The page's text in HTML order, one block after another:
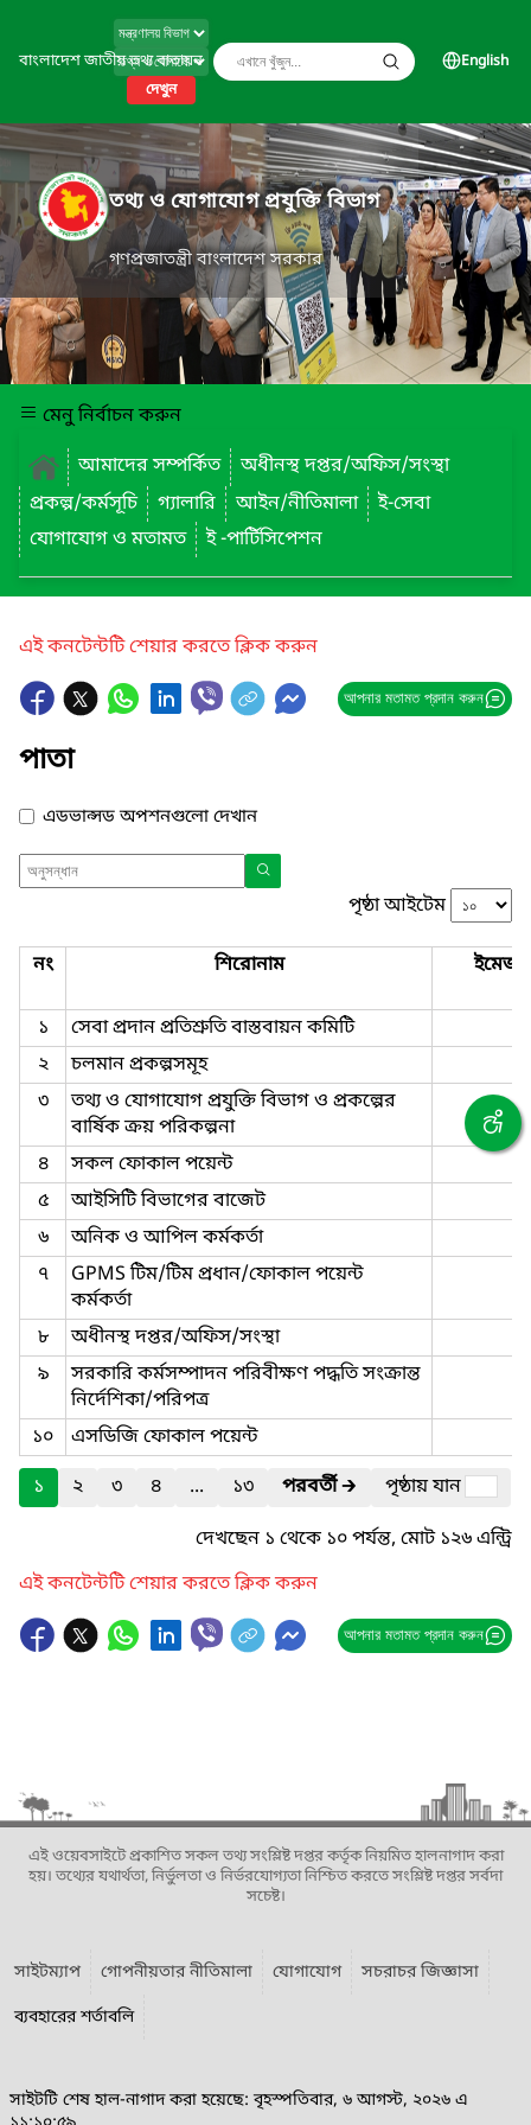
বাংলাদেশ জাতীয় তথ্য বাতায়ন
দেখুন
English
তথ্য ও যোগাযোগ প্রযুক্তি বিভাগ
গণপ্রজাতন্ত্রী বাংলাদেশ সরকার
মেনু নির্বাচন করুন
আমাদের সম্পর্কিত
অধীনস্থ দপ্তর/অফিস/সংস্থা
প্রকল্প/কর্মসূচি
গ্যালারি আইন/নীতিমালা
ই-সেবা
যোগাযোগ ও মতামত
ই -পার্টিসিপেশন
এই কনটেন্টটি শেয়ার করতে ক্লিক করুন
আপনার মতামত প্রদান করুন
পাতা
এডভান্সড অপশনগুলো দেখান
পৃষ্ঠা আইটেম
নং শিরোনাম ইমেজ
১
সেবা প্রদান প্রতিশ্রুতি বাস্তবায়ন কমিটি
২
চলমান প্রকল্পসমূহ
৩
তথ্য ও যোগাযোগ প্রযুক্তি বিভাগ ও প্রকল্পের
বার্ষিক ক্রয় পরিকল্পনা
৪
সকল ফোকাল পয়েন্ট
৫
আইসিটি বিভাগের বাজেট
৬
অনিক ও আপিল কর্মকর্তা
৭
GPMS টিম/টিম প্রধান/ফোকাল পয়েন্ট
কর্মকর্তা
৮
অধীনস্থ দপ্তর/অফিস/সংস্থা
৯
সরকারি কর্মসম্পাদন পরিবীক্ষণ পদ্ধতি সংক্রান্ত
নির্দেশিকা/পরিপত্র
১০
এসডিজি ফোকাল পয়েন্ট
১
২ ৩ ৪ ... ১৩ পরবর্তী🡲
পৃষ্ঠায় যান
দেখছেন ১ থেকে ১০ পর্যন্ত, মোট ১২৬ এন্ট্রি
এই কনটেন্টটি শেয়ার করতে ক্লিক করুন
আপনার মতামত প্রদান করুন
এই ওয়েবসাইটে প্রকাশিত সকল তথ্য সংশ্লিষ্ট দপ্তর কর্তৃক নিয়মিত হালনাগাদ করা
হয়। তথ্যের যথার্থতা, নির্ভুলতা ও নির্ভরযোগ্যতা নিশ্চিত করতে সংশ্লিষ্ট দপ্তর সর্বদা
সচেষ্ট।
সাইটম্যাপ গোপনীয়তার নীতিমালা যোগাযোগ
সচরাচর জিজ্ঞাসা
ব্যবহারের শর্তাবলি
সাইটটি শেষ হাল-নাগাদ করা হয়েছে: বৃহস্পতিবার, ৬ আগস্ট, ২০২৬ এ